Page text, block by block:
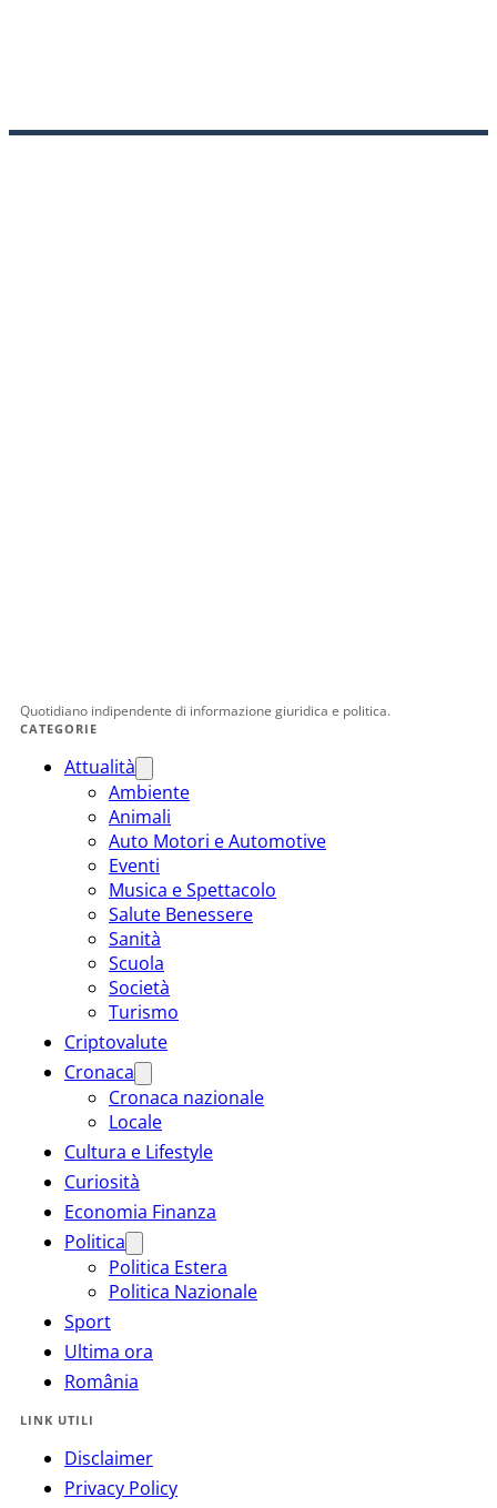
Quotidiano indipendente di informazione giuridica e politica.
CATEGORIE
Attualità
Ambiente
Animali
Auto Motori e Automotive
Eventi
Musica e Spettacolo
Salute Benessere
Sanità
Scuola
Società
Turismo
Criptovalute
Cronaca
Cronaca nazionale
Locale
Cultura e Lifestyle
Curiosità
Economia Finanza
Politica
Politica Estera
Politica Nazionale
Sport
Ultima ora
România
LINK UTILI
Disclaimer
Privacy Policy